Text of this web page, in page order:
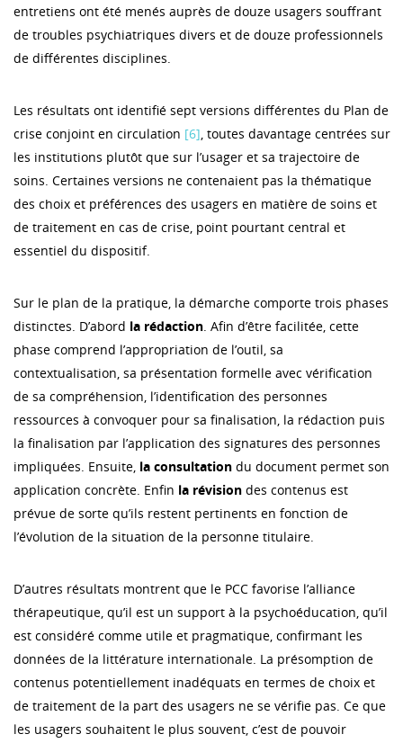
entretiens ont été menés auprès de douze usagers souffrant
de troubles psychiatriques divers et de douze professionnels
de différentes disciplines.
Les résultats ont identifié sept versions différentes du Plan de
crise conjoint en circulation [6], toutes davantage centrées sur
les institutions plutôt que sur l’usager et sa trajectoire de
soins. Certaines versions ne contenaient pas la thématique
des choix et préférences des usagers en matière de soins et
de traitement en cas de crise, point pourtant central et
essentiel du dispositif.
Sur le plan de la pratique, la démarche comporte trois phases
distinctes. D’abord la rédaction. Afin d’être facilitée, cette
phase comprend l’appropriation de l’outil, sa
contextualisation, sa présentation formelle avec vérification
de sa compréhension, l’identification des personnes
ressources à convoquer pour sa finalisation, la rédaction puis
la finalisation par l’application des signatures des personnes
impliquées. Ensuite, la consultation du document permet son
application concrète. Enfin la révision des contenus est
prévue de sorte qu’ils restent pertinents en fonction de
l’évolution de la situation de la personne titulaire.
D’autres résultats montrent que le PCC favorise l’alliance
thérapeutique, qu’il est un support à la psychoéducation, qu’il
est considéré comme utile et pragmatique, confirmant les
données de la littérature internationale. La présomption de
contenus potentiellement inadéquats en termes de choix et
de traitement de la part des usagers ne se vérifie pas. Ce que
les usagers souhaitent le plus souvent, c’est de pouvoir